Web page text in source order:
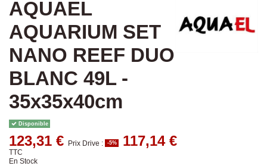
AQUAEL
AQUARIUM SET
NANO REEF DUO
BLANC 49L -
35x35x40cm
Disponible
123,31 € Prix Drive : -5% 117,14 €
TTC
En Stock